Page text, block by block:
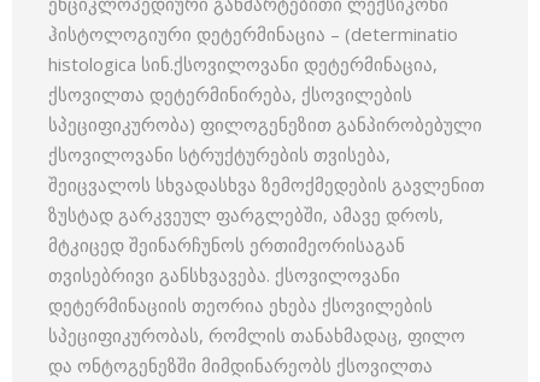
ჰისტოლოგიური დეტერმინაცია – (determinatio
histologica სინ.ქსოვილოვანი დეტერმინაცია,
ქსოვილთა დეტერმინირება, ქსოვი­ლების
სპეციფიკურობა) ფილოგენეზით განპირობებული
ქსოვილო­ვანი სტრუქტურების თვისება,
შეიცვალოს სხვადასხვა ზემოქმედების გავლენით
ზუსტად გარკვეულ ფარგლებში, ამავე დროს,
მტკიცედ შეინარჩუნოს ერთიმეორისაგან
თვისებრივი განსხვავება. ქსოვილოვანი
დეტერმინაციის თეორია ეხება ქსოვილების
სპეციფიკურობას, რომლის თანახმადაც, ფილო
და ონტოგენეზში მიმდინარეობს ქსოვილთა